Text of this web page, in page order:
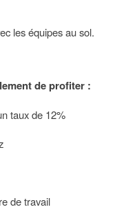
les équipes au sol.
de profiter :
taux de 12%
de travail